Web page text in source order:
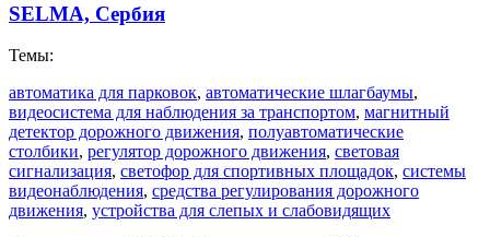
SELMA, Сербия
Темы:
автоматика для парковок, автоматические шлагбаумы,
видеосистема для наблюдения за транспортом, магнитный
детектор дорожного движения, полуавтоматические
столбики, регулятор дорожного движения, световая
сигнализация, светофор для спортивных площадок, системы
видеонаблюдения, средства регулирования дорожного
движения, устройства для слепых и слабовидящих